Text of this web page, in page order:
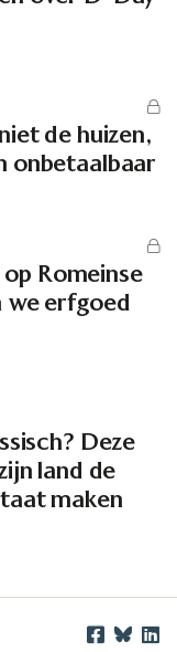
de huizen,
onbetaalbaar
Romeinse
we erfgoed
Deze
land de
maken